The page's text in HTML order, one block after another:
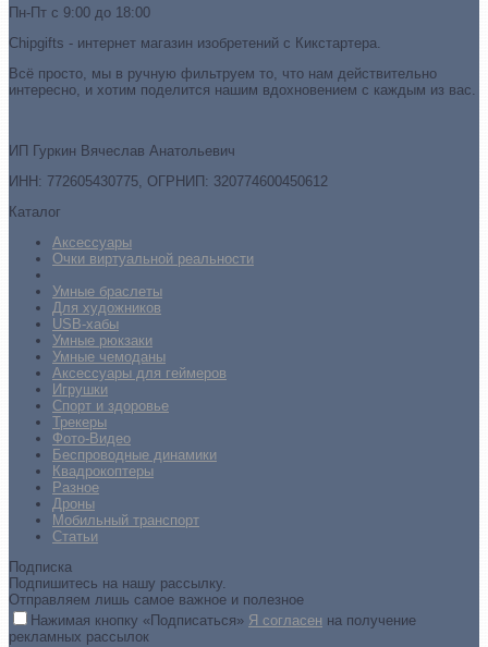
Пн-Пт с 9:00 до 18:00
Chipgifts - интернет магазин изобретений с Кикстартера.
Всё просто, мы в ручную фильтруем то, что нам действительно
интересно, и хотим поделится нашим вдохновением с каждым из вас.
ИП Гуркин Вячеслав Анатольевич
ИНН: 772605430775, ОГРНИП: 320774600450612
Каталог
Аксессуары
Очки виртуальной реальности
Умные браслеты
Для художников
USB-хабы
Умные рюкзаки
Умные чемоданы
Аксессуары для геймеров
Игрушки
Спорт и здоровье
Трекеры
Фото-Видео
Беспроводные динамики
Квадрокоптеры
Разное
Дроны
Мобильный транспорт
Статьи
Подписка
Подпишитесь на нашу рассылку.
Отправляем лишь самое важное и полезное
Нажимая кнопку «Подписаться» Я согласен на получение
рекламных рассылок